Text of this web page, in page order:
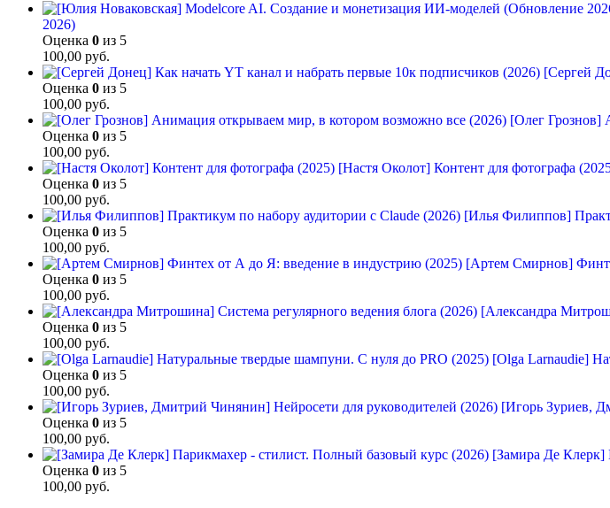
2026)
Оценка 0 из 5
100,00 руб.
[Сергей
Оценка 0 из 5
100,00 руб.
[Олег Грознов]
Оценка 0 из 5
100,00 руб.
[Настя Околот] Контент для фотографа
Оценка 0 из 5
100,00 руб.
[Илья Филиппов]
Оценка 0 из 5
100,00 руб.
[Артем Смирнов]
Оценка 0 из 5
100,00 руб.
[Александра
Оценка 0 из 5
100,00 руб.
[Olga Larnaudie]
Оценка 0 из 5
100,00 руб.
[Игорь Зуриев,
Оценка 0 из 5
100,00 руб.
[Замира Де Клерк]
Оценка 0 из 5
100,00 руб.